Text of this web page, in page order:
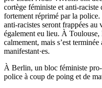
cortège féministe et anti-raciste
fortement réprimé par la police.
anti-racistes seront frappées au
également eu lieu. À Toulouse,
calmement, mais s’est
manifestant·es.
À Berlin, un bloc féministe pro-
police à coup de poing et de